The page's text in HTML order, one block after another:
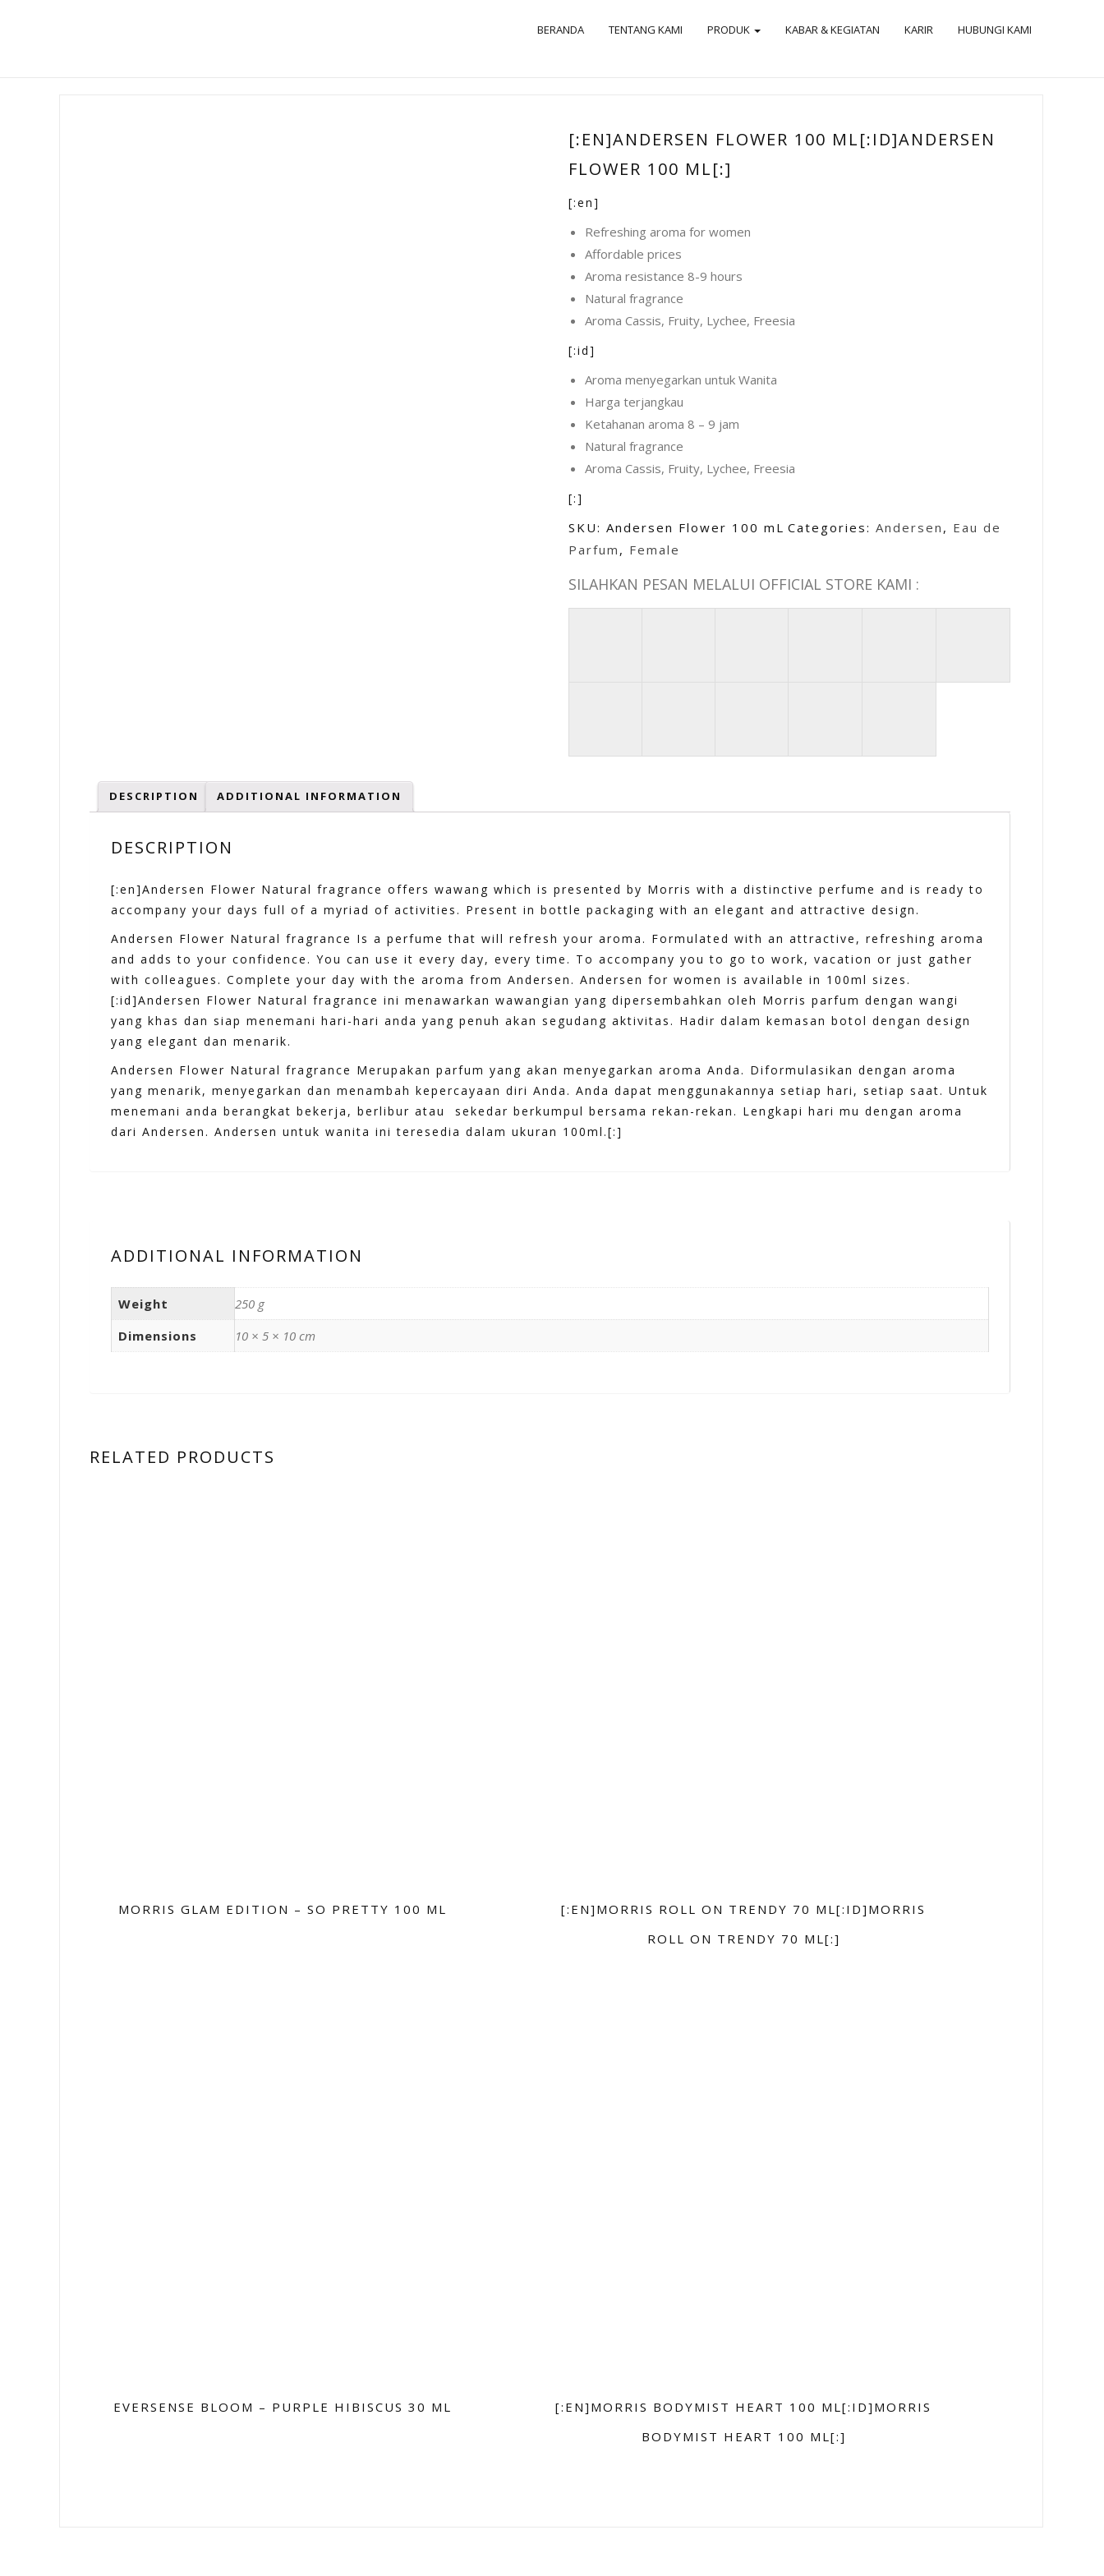
BERANDA TENTANG KAMI PRODUK KABAR & KEGIATAN KARIR HUBUNGI KAMI
[:EN]ANDERSEN FLOWER 100 ML[:ID]ANDERSEN
FLOWER 100 ML[:]
[:en]
Refreshing aroma for women
Affordable prices
Aroma resistance 8-9 hours
Natural fragrance
Aroma Cassis, Fruity, Lychee, Freesia
[:id]
Aroma menyegarkan untuk Wanita
Harga terjangkau
Ketahanan aroma 8 – 9 jam
Natural fragrance
Aroma Cassis, Fruity, Lychee, Freesia
[:]
SKU:Andersen Flower 100 mL Categories:Andersen , Eau de
Parfum , Female
SILAHKAN PESAN MELALUI OFFICIAL STORE KAMI :
DESCRIPTION ADDITIONAL INFORMATION
DESCRIPTION
[:en]Andersen Flower Natural fragrance offers wawang which is presented by Morris with a distinctive perfume and is ready to
accompany your days full of a myriad of activities. Present in bottle packaging with an elegant and attractive design.
Andersen Flower Natural fragrance Is a perfume that will refresh your aroma. Formulated with an attractive, refreshing aroma
and adds to your confidence. You can use it every day, every time. To accompany you to go to work, vacation or just gather
with colleagues. Complete your day with the aroma from Andersen. Andersen for women is available in 100ml sizes.
[:id]Andersen Flower Natural fragrance ini menawarkan wawangian yang dipersembahkan oleh Morris parfum dengan wangi
yang khas dan siap menemani hari-hari anda yang penuh akan segudang aktivitas. Hadir dalam kemasan botol dengan design
yang elegant dan menarik.
Andersen Flower Natural fragrance Merupakan parfum yang akan menyegarkan aroma Anda. Diformulasikan dengan aroma
yang menarik, menyegarkan dan menambah kepercayaan diri Anda. Anda dapat menggunakannya setiap hari, setiap saat. Untuk
menemani anda berangkat bekerja, berlibur atau sekedar berkumpul bersama rekan-rekan. Lengkapi hari mu dengan aroma
dari Andersen. Andersen untuk wanita ini teresedia dalam ukuran 100ml.[:]
ADDITIONAL INFORMATION
Weight
250 g
Dimensions
10 × 5 × 10 cm
RELATED PRODUCTS
MORRIS GLAM EDITION – SO PRETTY 100 ML
[:EN]MORRIS ROLL ON TRENDY 70 ML[:ID]MORRIS
ROLL ON TRENDY 70 ML[:]
EVERSENSE BLOOM – PURPLE HIBISCUS 30 ML
[:EN]MORRIS BODYMIST HEART 100 ML[:ID]MORRIS
BODYMIST HEART 100 ML[:]